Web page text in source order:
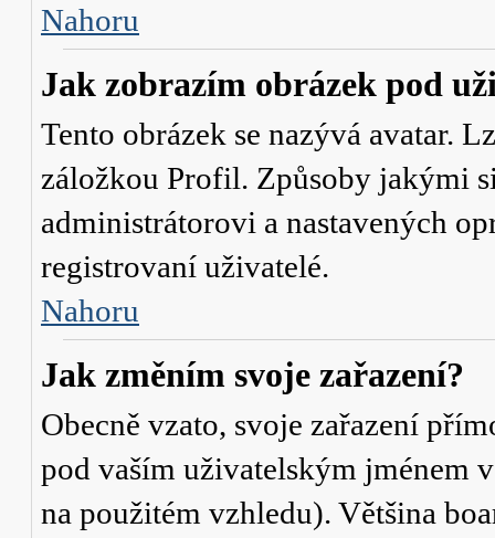
Nahoru
Jak zobrazím obrázek pod
Tento obrázek se nazývá avatar.
záložkou Profil. Způsoby jakými
administrátorovi a nastavených
registrovaní uživatelé.
Nahoru
Jak změním svoje zařazení?
Obecně vzato, svoje zařazení
pod vaším uživatelským jménem
na použitém vzhledu). Většina